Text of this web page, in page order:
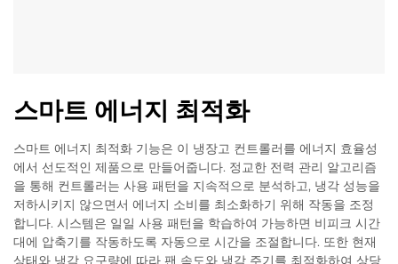
스마트 에너지 최적화
스마트 에너지 최적화 기능은 이 냉장고 컨트롤러를 에너지 효율성
에서 선도적인 제품으로 만들어줍니다. 정교한 전력 관리 알고리즘
을 통해 컨트롤러는 사용 패턴을 지속적으로 분석하고, 냉각 성능을
저하시키지 않으면서 에너지 소비를 최소화하기 위해 작동을 조정
합니다. 시스템은 일일 사용 패턴을 학습하여 가능하면 비피크 시간
대에 압축기를 작동하도록 자동으로 시간을 조절합니다. 또한 현재
상태와 냉각 요구량에 따라 팬 속도와 냉각 주기를 최적화하여 상당